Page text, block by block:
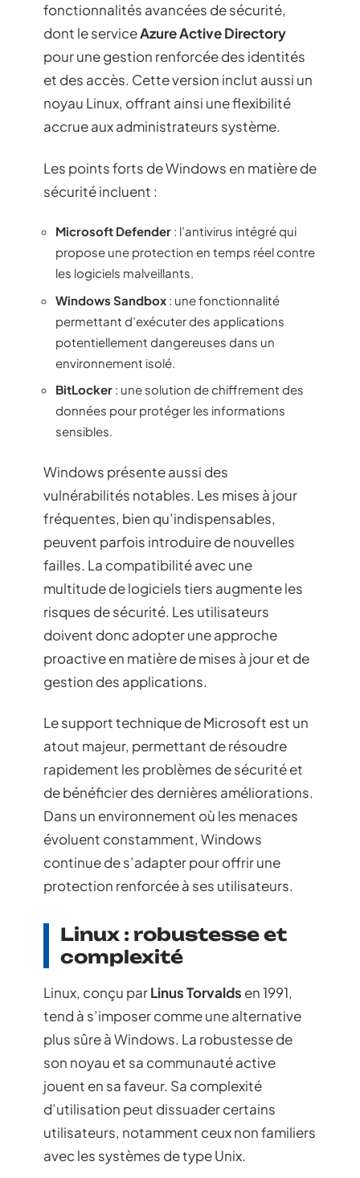
fonctionnalités avancées de sécurité,
dont le serviceAzure Active Directory
pour une gestion renforcée des identités
et des accès. Cette version inclut aussi un
noyau Linux, offrant ainsi une flexibilité
accrue aux administrateurs système.
Les points forts de Windows en matière de
sécurité incluent :
Microsoft Defender : l’antivirus intégré qui
propose une protection en temps réel contre
les logiciels malveillants.
Windows Sandbox : une fonctionnalité
permettant d’exécuter des applications
potentiellement dangereuses dans un
environnement isolé.
BitLocker : une solution de chiffrement des
données pour protéger les informations
sensibles.
Windows présente aussi des
vulnérabilités notables. Les mises à jour
fréquentes, bien qu’indispensables,
peuvent parfois introduire de nouvelles
failles. La compatibilité avec une
multitude de logiciels tiers augmente les
risques de sécurité. Les utilisateurs
doivent donc adopter une approche
proactive en matière de mises à jour et de
gestion des applications.
Le support technique de Microsoft est un
atout majeur, permettant de résoudre
rapidement les problèmes de sécurité et
de bénéficier des dernières améliorations.
Dans un environnement où les menaces
évoluent constamment, Windows
continue de s’adapter pour offrir une
protection renforcée à ses utilisateurs.
Linux : robustesse et
complexité
Linux, conçu parLinus Torvalds en 1991,
tend à s’imposer comme une alternative
plus sûre à Windows. La robustesse de
son noyau et sa communauté active
jouent en sa faveur. Sa complexité
d’utilisation peut dissuader certains
utilisateurs, notamment ceux non familiers
avec les systèmes de type Unix.